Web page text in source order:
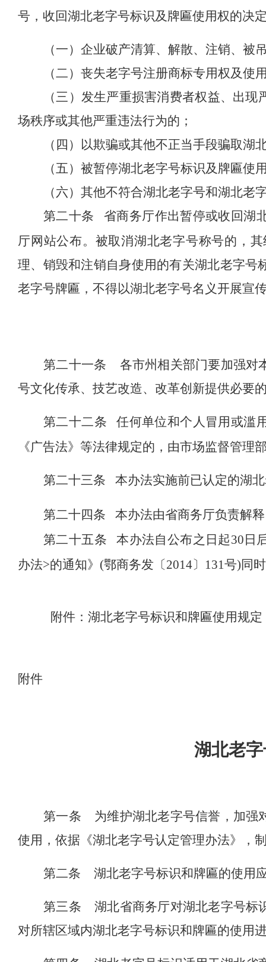
号， 收回湖北老字号标识及牌匾使用权的决
（一）企业破产清算、解散、注销、被
（二）丧失老字号注册商标专用权及使
（三）发生严重损害消费者权益、出
场秩序或其他严重违法行为的；
（四）以欺骗或其他不正当手段骗取湖
（五）被暂停湖北老字号标识及牌匾使
（六）其他不符合湖北老字号和湖北老
第二十条
省商务厅作出暂停或收回湖
厅网站公布。 被取消湖北老字号称号的，
理、销毁和注销自身使用的有关湖北老字号
老字号牌匾，不得以湖北老字号名义开展宣
第二十一条
各市州相关部门要加强对
号文化传承、技艺改造、改革创新提供必要
第二十二条
任何单位和个人冒用或滥
《广告法》等法律规定的，由市场监督管理
第二十三条 本办法实施前已认定的湖北
第二十四条 本办法由省商务厅负责解
第二十五条
本办法自公布之日起30日
办法>的通知》 (鄂商务发〔2014〕131号)同
附件：湖北老字号标识和牌匾使用规定
附件
湖北老
第一条
为维护湖北老字号信誉，加强
使用，依据《湖北老字号认定管理办法》，
第二条 湖北老字号标识和牌匾的使用
第三条
湖北省商务厅对湖北老字号标
对所辖区域内湖北老字号标识和牌匾的使用